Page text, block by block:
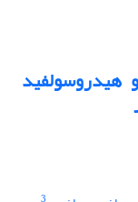
هیدروسولفید